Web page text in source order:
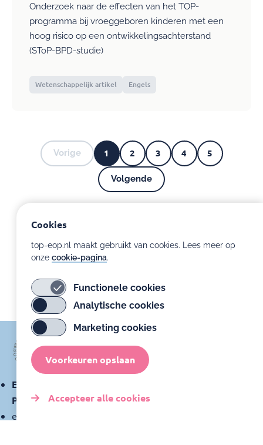
Onderzoek naar de effecten van het TOP-
programma bij vroeggeboren kinderen met een
hoog risico op een ontwikkelingsachterstand
(SToP-BPD-studie)
Wetenschappelijk artikel Engels
Pagina's
Vorige
Vorige
Huidige
pagina
1
Pagina
2
Pagina
3
Pagina
4
Pagina
5
Volgende
Volgende
Expertisecentrum Ontwikkelingsondersteuning
Prematuren
expertisecentrumprematuren@amsterdamumc.nl
Cookies
top-eop.nl maakt gebruikt van cookies. Lees meer op
onze cookie-pagina.
Functionele cookies
Analytische cookies
Marketing cookies
Voorkeuren opslaan
Accepteer alle cookies